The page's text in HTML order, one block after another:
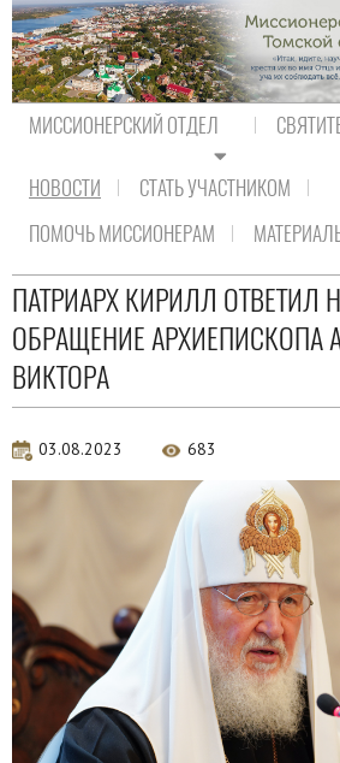
МИССИОНЕРСКИЙ ОТДЕЛ
НОВОСТИ
СТАТЬ УЧАСТНИКОМ
ПОМОЧЬ МИССИОНЕРАМ
Новости Православия
ПАТРИАРХ КИРИЛЛ ОТВЕТИЛ
ОБРАЩЕНИЕ АРХИЕПИСКОПА
ВИКТОРА
03.08.2023 683